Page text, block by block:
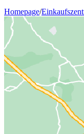
Homepage/